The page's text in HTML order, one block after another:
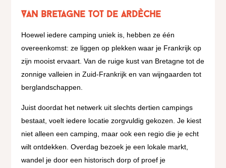
Van Bretagne tot de Ardèche
Hoewel iedere camping uniek is, hebben ze één
overeenkomst: ze liggen op plekken waar je Frankrijk op
zijn mooist ervaart. Van de ruige kust van Bretagne tot de
zonnige valleien in Zuid-Frankrijk en van wijngaarden tot
berglandschappen.
Juist doordat het netwerk uit slechts dertien campings
bestaat, voelt iedere locatie zorgvuldig gekozen. Je kiest
niet alleen een camping, maar ook een regio die je echt
wilt ontdekken. Overdag bezoek je een lokale markt,
wandel je door een historisch dorp of proef je